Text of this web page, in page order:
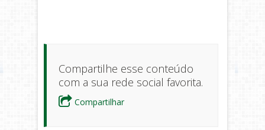
Compartilhe esse conteúdo
com a sua rede social favorita.
Compartilhar